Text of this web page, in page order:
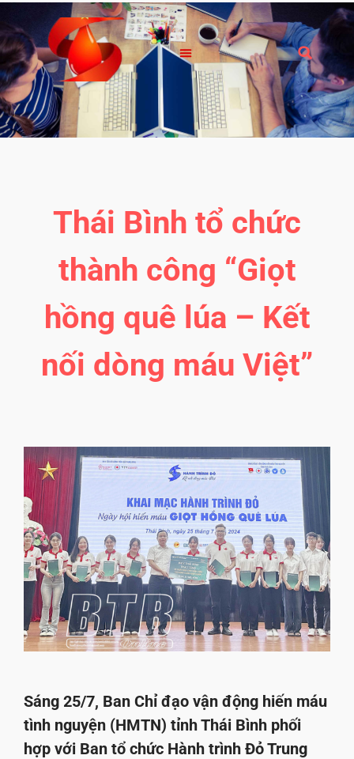
Thái Bình tổ chức
thành công “Giọt
hồng quê lúa – Kết
nối dòng máu Việt”
Sáng 25/7, Ban Chỉ đạo vận động hiến máu
tình nguyện (HMTN) tỉnh Thái Bình phối
hợp với Ban tổ chức Hành trình Đỏ Trung